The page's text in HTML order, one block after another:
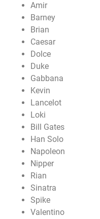
Amir
Barney
Brian
Caesar
Dolce
Duke
Gabbana
Kevin
Lancelot
Loki
Bill Gates
Han Solo
Napoleon
Nipper
Rian
Sinatra
Spike
Valentino